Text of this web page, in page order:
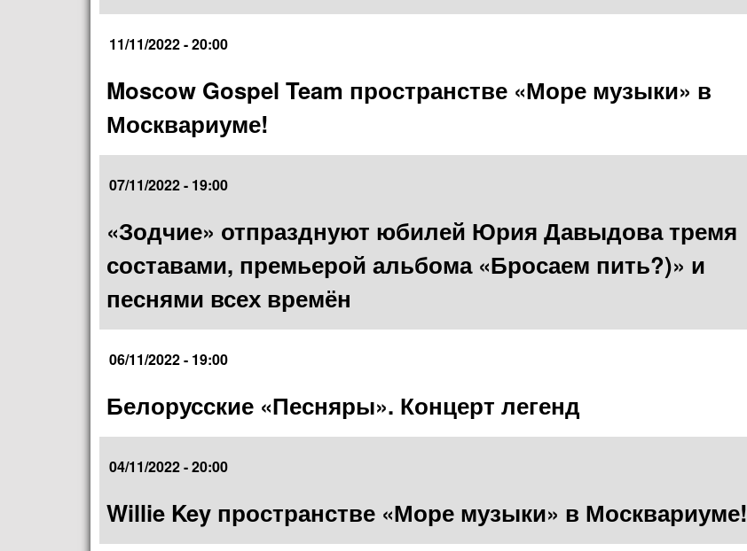
11/11/2022 - 20:00
Moscow Gospel Team пространстве «Море музыки» в
Москвариуме!
07/11/2022 - 19:00
«Зодчие» отпразднуют юбилей Юрия Давыдова тремя
составами, премьерой альбома «Бросаем пить?)» и
песнями всех времён
06/11/2022 - 19:00
Белорусские «Песняры». Концерт легенд
04/11/2022 - 20:00
Willie Key пространстве «Море музыки» в Москвариуме!